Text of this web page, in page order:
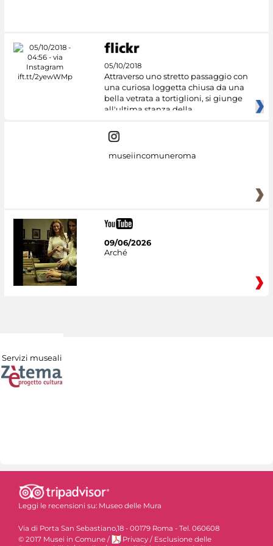
05/10/2018
Attraverso uno stretto passaggio con
una curiosa loggetta chiusa da una
bella vetrata a tortiglioni, si giunge
all'ultima stanza della
museiincomuneroma
09/06/2026
Arché
Servizi museali
Leggi le recensioni su: Museo delle Mura
Via di Porta San Sebastiano,18 - 00179 Roma - Tel. 060608
© 2017 Musei in Comune / Privacy / Esclusione delle